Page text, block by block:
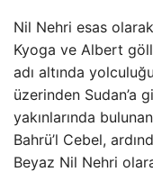
Nil Nehri esas
Kyoga ve Albert
adı altında
üzerinden Sudan’a
yakınlarında
Bahrü’l Cebel,
Beyaz Nil Nehri